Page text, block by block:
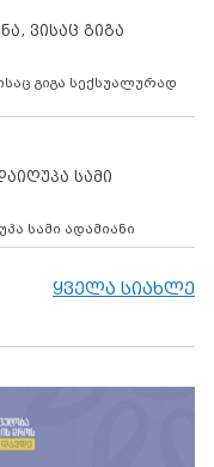
ნაბიჯებს მათი
ვისაც გიგა
გიგა სექსუალურად
სამი
სამი ადამიანი
ყველა სიახლე